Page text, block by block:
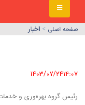
صفحه اصلي > اخبار
1403/07/24١٤:٠٧
رئیس گروه بهره‌وری و